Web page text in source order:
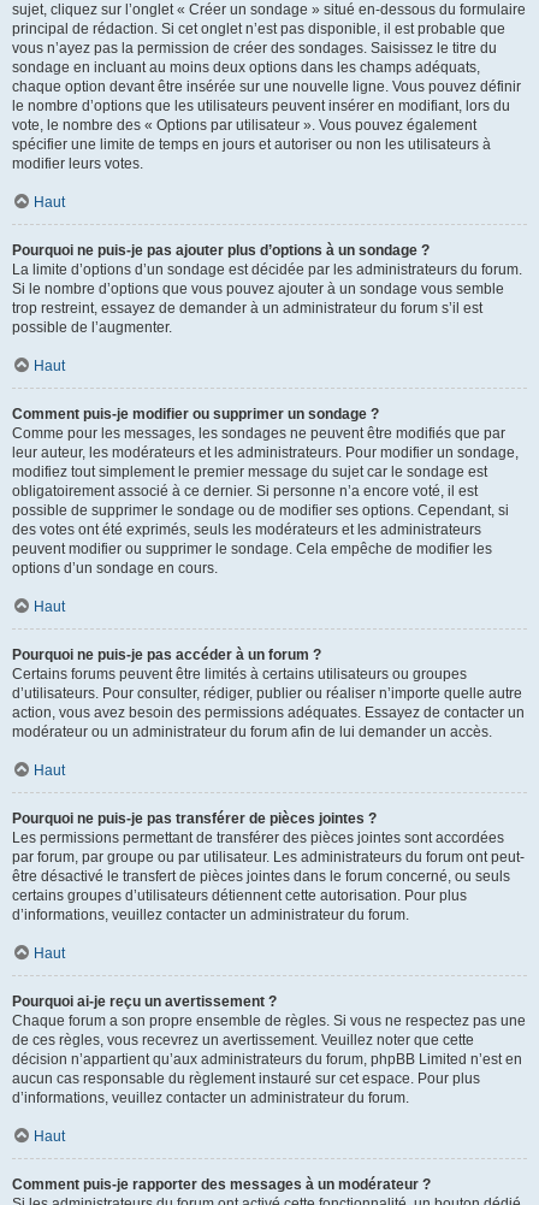
sujet, cliquez sur l’onglet « Créer un sondage » situé en-dessous du formulaire
principal de rédaction. Si cet onglet n’est pas disponible, il est probable que
vous n’ayez pas la permission de créer des sondages. Saisissez le titre du
sondage en incluant au moins deux options dans les champs adéquats,
chaque option devant être insérée sur une nouvelle ligne. Vous pouvez définir
le nombre d’options que les utilisateurs peuvent insérer en modifiant, lors du
vote, le nombre des « Options par utilisateur ». Vous pouvez également
spécifier une limite de temps en jours et autoriser ou non les utilisateurs à
modifier leurs votes.
Haut
Pourquoi ne puis-je pas ajouter plus d’options à un sondage ?
La limite d’options d’un sondage est décidée par les administrateurs du forum.
Si le nombre d’options que vous pouvez ajouter à un sondage vous semble
trop restreint, essayez de demander à un administrateur du forum s’il est
possible de l’augmenter.
Haut
Comment puis-je modifier ou supprimer un sondage ?
Comme pour les messages, les sondages ne peuvent être modifiés que par
leur auteur, les modérateurs et les administrateurs. Pour modifier un sondage,
modifiez tout simplement le premier message du sujet car le sondage est
obligatoirement associé à ce dernier. Si personne n’a encore voté, il est
possible de supprimer le sondage ou de modifier ses options. Cependant, si
des votes ont été exprimés, seuls les modérateurs et les administrateurs
peuvent modifier ou supprimer le sondage. Cela empêche de modifier les
options d’un sondage en cours.
Haut
Pourquoi ne puis-je pas accéder à un forum ?
Certains forums peuvent être limités à certains utilisateurs ou groupes
d’utilisateurs. Pour consulter, rédiger, publier ou réaliser n’importe quelle autre
action, vous avez besoin des permissions adéquates. Essayez de contacter un
modérateur ou un administrateur du forum afin de lui demander un accès.
Haut
Pourquoi ne puis-je pas transférer de pièces jointes ?
Les permissions permettant de transférer des pièces jointes sont accordées
par forum, par groupe ou par utilisateur. Les administrateurs du forum ont peut-
être désactivé le transfert de pièces jointes dans le forum concerné, ou seuls
certains groupes d’utilisateurs détiennent cette autorisation. Pour plus
d’informations, veuillez contacter un administrateur du forum.
Haut
Pourquoi ai-je reçu un avertissement ?
Chaque forum a son propre ensemble de règles. Si vous ne respectez pas une
de ces règles, vous recevrez un avertissement. Veuillez noter que cette
décision n’appartient qu’aux administrateurs du forum, phpBB Limited n’est en
aucun cas responsable du règlement instauré sur cet espace. Pour plus
d’informations, veuillez contacter un administrateur du forum.
Haut
Comment puis-je rapporter des messages à un modérateur ?